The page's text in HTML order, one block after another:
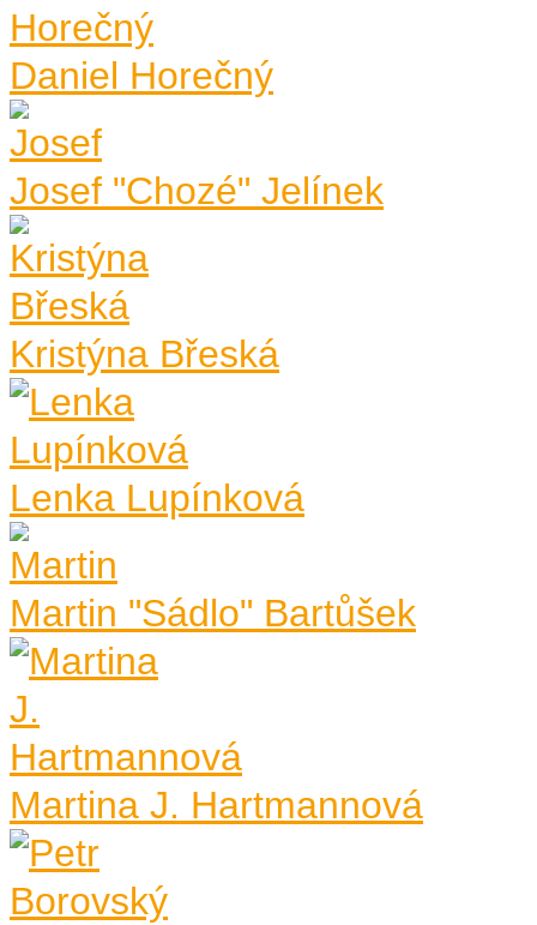
Daniel Horečný
Josef "Chozé" Jelínek
Kristýna Břeská
Lenka Lupínková
Martin "Sádlo" Bartůšek
Martina J. Hartmannová